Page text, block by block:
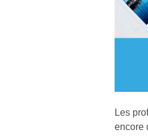
Les
encore